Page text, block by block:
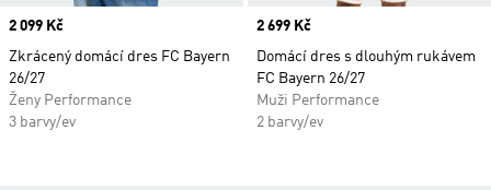
Price
2 099 Kč
Zkrácený domácí dres FC Bayern
26/27
Ženy Performance
3 barvy/ev
Price
2 699 Kč
Domácí dres s dlouhým rukávem
FC Bayern 26/27
Muži Performance
2 barvy/ev